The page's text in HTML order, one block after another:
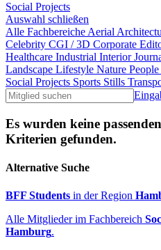
Social Projects
Auswahl schließen
Alle Fachbereiche Aerial
Celebrity CGI / 3D Corporate
Healthcare Industrial Interior
Landscape Lifestyle Nature People
Social Projects Sports Stills
Es wurden keine
Kriterien gefunden.
Alternative Suche
BFF Students in der Region
Alle Mitglieder im Fachbereich
Hamburg.